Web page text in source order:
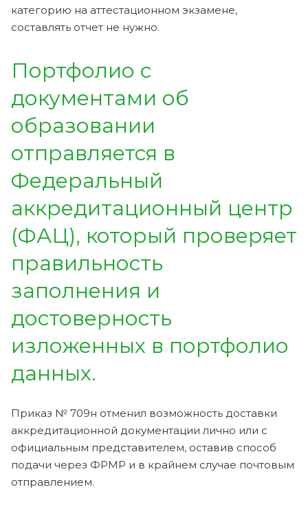
категорию на аттестационном экзамене,
составлять отчет не нужно.
Портфолио с
документами об
образовании
отправляется в
Федеральный
аккредитационный центр
(ФАЦ), который проверяет
правильность
заполнения и
достоверность
изложенных в портфолио
данных.
Приказ № 709н отменил возможность доставки
аккредитационной документации лично или с
официальным представителем, оставив способ
подачи через ФРМР и в крайнем случае почтовым
отправлением.